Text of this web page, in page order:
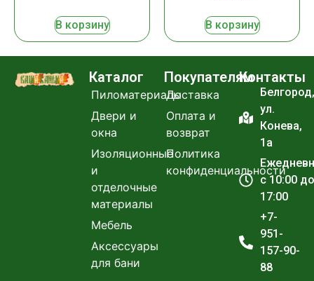
В корзину В корзину
Каталог
Пиломатериалы
Двери и
окна
Изоляционные
и
отделочные
материалы
Мебель
Аксессуары
для бани
Покупателям
Доставка
Оплата и
возврат
Политика
конфиденциальности
Контакты
Белгород,
ул.
Конева,
1а
с 10:00 до
17:00
+7-
951-
157-90-
88